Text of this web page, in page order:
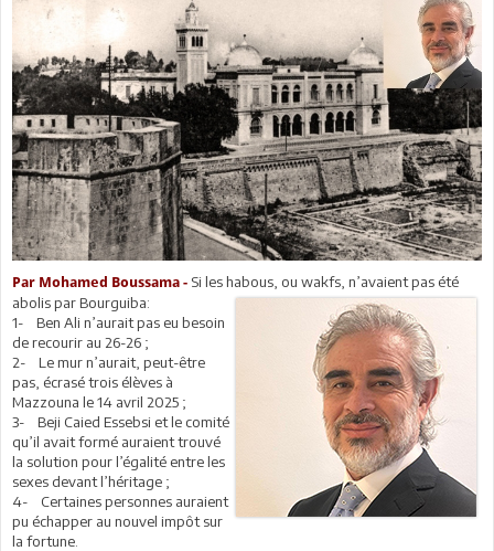
Par Mohamed Boussama - Si les habous, ou wakfs, n’avaient pas été
abolis par Bourguiba:
1- Ben Ali n’aurait pas eu besoin
de recourir au 26-26 ;
2- Le mur n’aurait, peut-être
pas, écrasé trois élèves à
Mazzouna le 14 avril 2025 ;
3- Beji Caied Essebsi et le comité
qu’il avait formé auraient trouvé
la solution pour l’égalité entre les
sexes devant l’héritage ;
4- Certaines personnes auraient
pu échapper au nouvel impôt sur
la fortune.